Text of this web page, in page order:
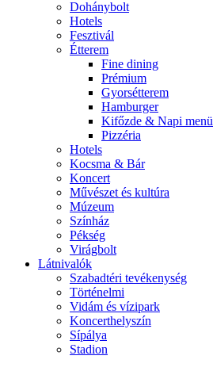
Dohánybolt
Hotels
Fesztivál
Étterem
Fine dining
Prémium
Gyorsétterem
Hamburger
Kifőzde & Napi menü
Pizzéria
Hotels
Kocsma & Bár
Koncert
Művészet és kultúra
Múzeum
Színház
Pékség
Virágbolt
Látnivalók
Szabadtéri tevékenység
Történelmi
Vidám és vízipark
Koncerthelyszín
Sípálya
Stadion